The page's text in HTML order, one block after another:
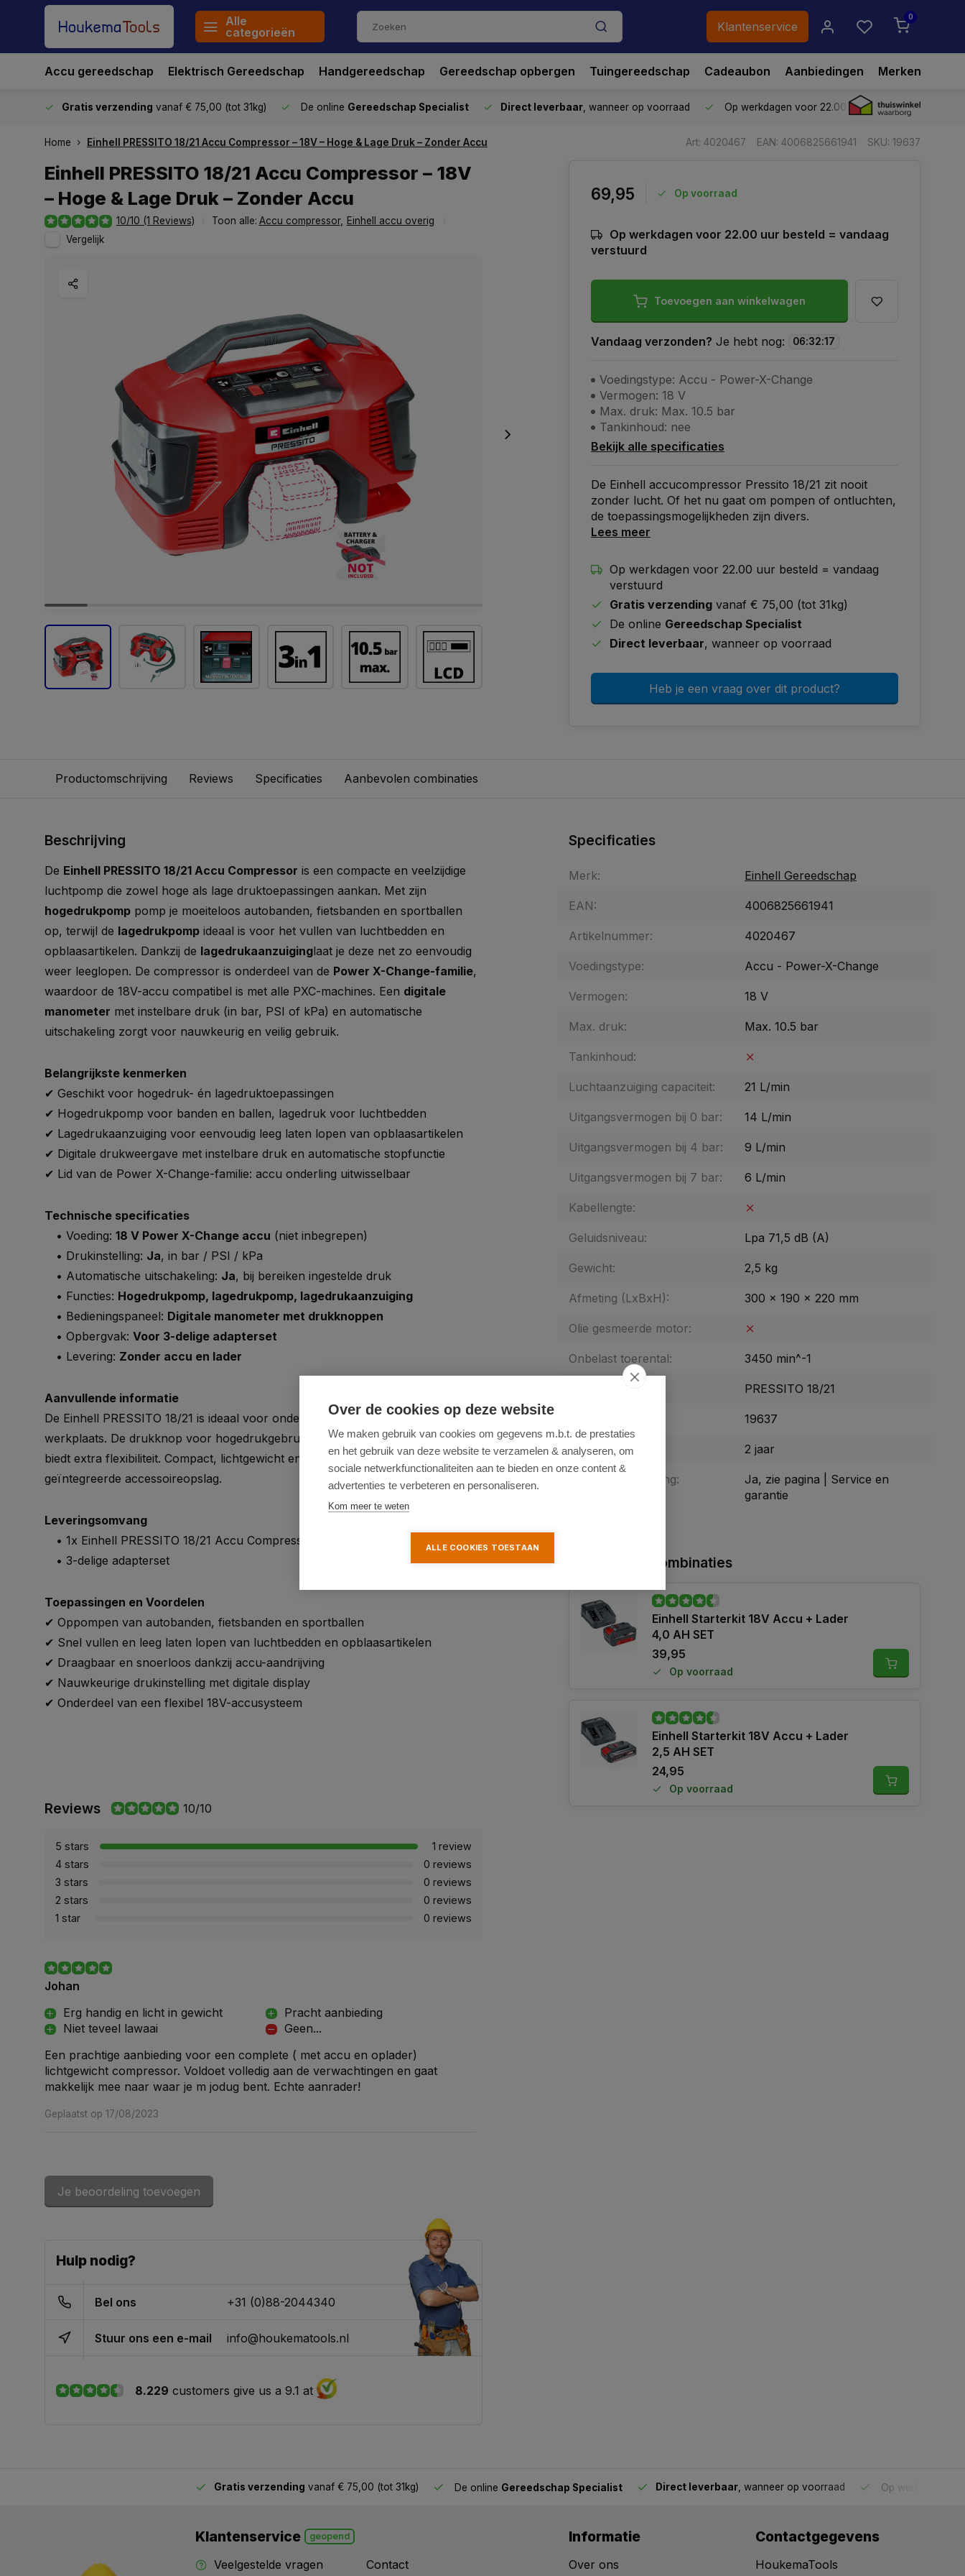
Alle
categorieën
Klantenservice
0
Accu gereedschap Elektrisch Gereedschap Handgereedschap Gereedschap opbergen Tuingereedschap Cadeaubon Aanbiedingen Merken
Gratis verzending vanaf € 75,00 (tot 31kg) De online Gereedschap Specialist Direct leverbaar , wanneer op voorraad Op werkdagen voor 22.00 uur besteld,vandaag
Home Einhell PRESSITO 18/21 Accu Compressor – 18V – Hoge & Lage Druk – Zonder Accu Art: 4020467 EAN: 4006825661941 SKU: 19637
Einhell PRESSITO 18/21 Accu Compressor – 18V
– Hoge & Lage Druk – Zonder Accu
10/10 (1 Reviews) Toon alle: Accu compressor,
Einhell accu overig
Vergelijk
69,95 Op voorraad
Op werkdagen voor 22.00 uur besteld = vandaag
verstuurd
Toevoegen aan winkelwagen
Vandaag verzonden? Je hebt nog: 06:32:16
Voedingstype: Accu - Power-X-Change
Vermogen: 18 V
Max. druk: Max. 10.5 bar
Tankinhoud: nee
Bekijk alle specificaties
De Einhell accucompressor Pressito 18/21 zit nooit
zonder lucht. Of het nu gaat om pompen of ontluchten,
de toepassingsmogelijkheden zijn divers.
Lees meer
Op werkdagen voor 22.00 uur besteld = vandaag
verstuurd
Gratis verzending vanaf € 75,00 (tot 31kg)
De online Gereedschap Specialist
Direct leverbaar, wanneer op voorraad
Heb je een vraag over dit product?
Productomschrijving Reviews Specificaties Aanbevolen combinaties
Beschrijving
De Einhell PRESSITO 18/21 Accu Compressor is een compacte en veelzijdige
luchtpomp die zowel hoge als lage druktoepassingen aankan. Met zijn
hogedrukpomp pomp je moeiteloos autobanden, fietsbanden en sportballen
op, terwijl de lagedrukpomp ideaal is voor het vullen van luchtbedden en
opblaasartikelen. Dankzij de lagedrukaanzuiginglaat je deze net zo eenvoudig
weer leeglopen. De compressor is onderdeel van de Power X-Change-familie,
waardoor de 18V-accu compatibel is met alle PXC-machines. Een digitale
manometer met instelbare druk (in bar, PSI of kPa) en automatische
uitschakeling zorgt voor nauwkeurig en veilig gebruik.
Belangrijkste kenmerken
✔ Geschikt voor hogedruk- én lagedruktoepassingen
✔ Hogedrukpomp voor banden en ballen, lagedruk voor luchtbedden
✔ Lagedrukaanzuiging voor eenvoudig leeg laten lopen van opblaasartikelen
✔ Digitale drukweergave met instelbare druk en automatische stopfunctie
✔ Lid van de Power X-Change-familie: accu onderling uitwisselbaar
Technische specificaties
• Voeding: 18 V Power X-Change accu (niet inbegrepen)
• Drukinstelling: Ja, in bar / PSI / kPa
• Automatische uitschakeling: Ja, bij bereiken ingestelde druk
• Functies: Hogedrukpomp, lagedrukpomp, lagedrukaanzuiging
• Bedieningspaneel: Digitale manometer met drukknoppen
• Opbergvak: Voor 3-delige adapterset
• Levering: Zonder accu en lader
Aanvullende informatie
De Einhell PRESSITO 18/21 is ideaal voor onderweg, op de camping of in de
werkplaats. De drukknop voor hogedrukgebruik zonder vooraf ingestelde druk
biedt extra flexibiliteit. Compact, lichtgewicht en eenvoudig op te bergen dankzij
geïntegreerde accessoireopslag.
Leveringsomvang
• 1x Einhell PRESSITO 18/21 Accu Compressor
• 3-delige adapterset
Toepassingen en Voordelen
✔ Oppompen van autobanden, fietsbanden en sportballen
✔ Snel vullen en leeg laten lopen van luchtbedden en opblaasartikelen
✔ Draagbaar en snoerloos dankzij accu-aandrijving
✔ Nauwkeurige drukinstelling met digitale display
✔ Onderdeel van een flexibel 18V-accusysteem
Reviews 10/10
5 stars
1 review
4 stars
0 reviews
3 stars
0 reviews
2 stars
0 reviews
1 star
0 reviews
Johan
Erg handig en licht in gewicht
Niet teveel lawaai
Pracht aanbieding
Geen...
Een prachtige aanbieding voor een complete ( met accu en oplader)
lichtgewicht compressor. Voldoet volledig aan de verwachtingen en gaat
makkelijk mee naar waar je m jodug bent. Echte aanrader!
Geplaatst op 17/08/2023
Je beoordeling toevoegen
Hulp nodig?
Bel ons +31 (0)88-2044340
Stuur ons een e-mail info@houkematools.nl
8.229 customers give us a 9.1 at
Specificaties
Merk: Einhell Gereedschap
EAN: 4006825661941
Artikelnummer: 4020467
Voedingstype: Accu - Power-X-Change
Vermogen: 18 V
Max. druk: Max. 10.5 bar
Tankinhoud:
Luchtaanzuiging capaciteit: 21 L/min
Uitgangsvermogen bij 0 bar: 14 L/min
Uitgangsvermogen bij 4 bar: 9 L/min
Uitgangsvermogen bij 7 bar: 6 L/min
Kabellengte:
Geluidsniveau: Lpa 71,5 dB (A)
Gewicht: 2,5 kg
Afmeting (LxBxH): 300 x 190 x 220 mm
Olie gesmeerde motor:
Onbelast toerental: 3450 min^-1
PRESSITO 18/21
19637
Fabrieksgarantie: 2 jaar
Garantie-verlenging:
Ja, zie pagina | Service en
garantie
Aanbevolen combinaties
Einhell Starterkit 18V Accu + Lader
4,0 AH SET
39,95
Op voorraad
Einhell Starterkit 18V Accu + Lader
2,5 AH SET
24,95
Op voorraad
Gratis verzending vanaf € 75,00 (tot 31kg) De online Gereedschap Specialist Direct leverbaar , wanneer op voorraad Op werkdagen
Klantenservice geopend
Veelgestelde vragen Contact
Informatie
Over ons
Contactgegevens
HoukemaTools
Over de cookies op deze website
We maken gebruik van cookies om gegevens m.b.t. de prestaties
en het gebruik van deze website te verzamelen & analyseren, om
sociale netwerkfunctionaliteiten aan te bieden en onze content &
advertenties te verbeteren en personaliseren.
Kom meer te weten
ALLE COOKIES TOESTAAN